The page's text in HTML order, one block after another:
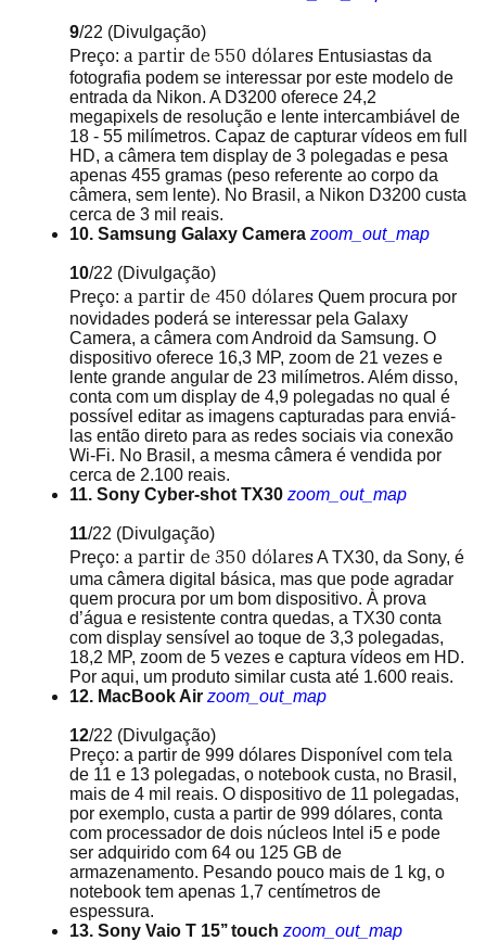
9/22 (Divulgação)
Preço: a partir de 550 dólares Entusiastas da
fotografia podem se interessar por este modelo de
entrada da Nikon. A D3200 oferece 24,2
megapixels de resolução e lente intercambiável de
18 - 55 milímetros. Capaz de capturar vídeos em full
HD, a câmera tem display de 3 polegadas e pesa
apenas 455 gramas (peso referente ao corpo da
câmera, sem lente). No Brasil, a Nikon D3200 custa
cerca de 3 mil reais.
10. Samsung Galaxy Camera zoom_out_map
10/22 (Divulgação)
Preço: a partir de 450 dólares Quem procura por
novidades poderá se interessar pela Galaxy
Camera, a câmera com Android da Samsung. O
dispositivo oferece 16,3 MP, zoom de 21 vezes e
lente grande angular de 23 milímetros. Além disso,
conta com um display de 4,9 polegadas no qual é
possível editar as imagens capturadas para enviá-
las então direto para as redes sociais via conexão
Wi-Fi. No Brasil, a mesma câmera é vendida por
cerca de 2.100 reais.
11. Sony Cyber-shot TX30 zoom_out_map
11/22 (Divulgação)
Preço: a partir de 350 dólaresA TX30, da Sony, é
uma câmera digital básica, mas que pode agradar
quem procura por um bom dispositivo. À prova
d’água e resistente contra quedas, a TX30 conta
com display sensível ao toque de 3,3 polegadas,
18,2 MP, zoom de 5 vezes e captura vídeos em HD.
Por aqui, um produto similar custa até 1.600 reais.
12. MacBook Air zoom_out_map
12/22 (Divulgação)
Preço: a partir de 999 dólares Disponível com tela
de 11 e 13 polegadas, o notebook custa, no Brasil,
mais de 4 mil reais. O dispositivo de 11 polegadas,
por exemplo, custa a partir de 999 dólares, conta
com processador de dois núcleos Intel i5 e pode
ser adquirido com 64 ou 125 GB de
armazenamento. Pesando pouco mais de 1 kg, o
notebook tem apenas 1,7 centímetros de
espessura.
13. Sony Vaio T 15’’ touch zoom_out_map